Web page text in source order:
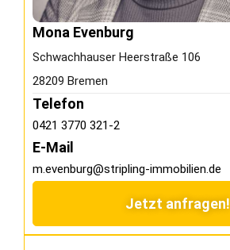
Mona Evenburg
Schwachhauser Heerstraße 106
28209 Bremen
Telefon
0421 3770 321-2
E-Mail
m.evenburg@stripling-immobilien.de
Jetzt anfragen!